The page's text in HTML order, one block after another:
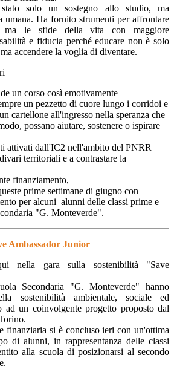
solo un sostegno allo studio, ma
umana. Ha fornito strumenti per affrontare
ma le sfide della vita con maggiore
e fiducia perché educare non è solo
accendere la voglia di diventare.
un corso così emotivamente
un pezzetto di cuore lungo i corridoi e
cartellone all'ingresso nella speranza che
possano aiutare, sostenere o ispirare
attivati dall'IC2 nell'ambito del PNRR
territoriali e a contrastare la
finanziamento,
prime settimane di giugno con
per alcuni alunni delle classi prime e
"G. Monteverde".
Ambassador Junior
nella gara sulla sostenibilità "Save
Secondaria "G. Monteverde" hanno
sostenibilità ambientale, sociale ed
ad un coinvolgente progetto proposto dal
finanziaria si è concluso ieri con un'ottima
di alunni, in rappresentanza delle classi
alla scuola di posizionarsi al secondo